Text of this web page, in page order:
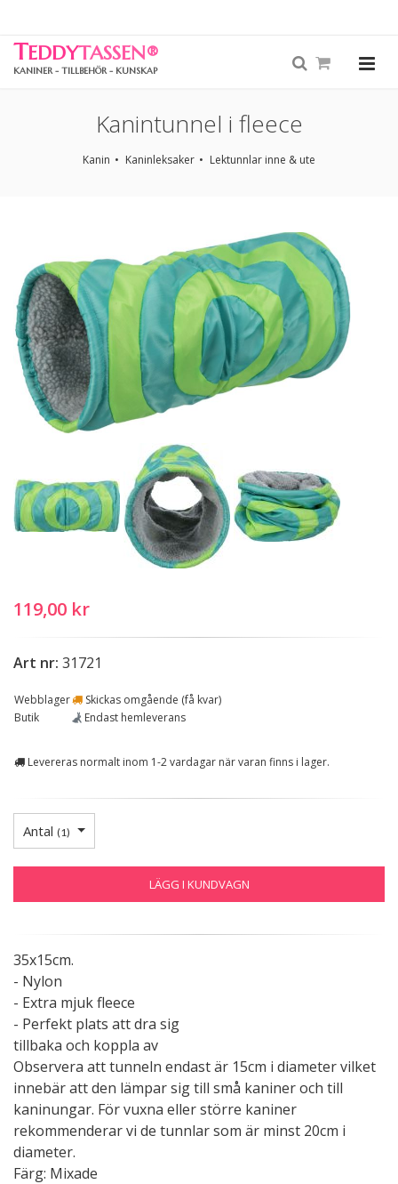
TEDDYTASSEN®
KANINER - TILLBEHÖR - KUNSKAP
Kanintunnel i fleece
Kanin Kaninleksaker Lektunnlar inne & ute
119,00 kr
Art nr: 31721
Webblager
Skickas omgående (få kvar)
Butik
Endast hemleverans
Levereras normalt inom 1-2 vardagar när varan finns i lager.
Antal (1)
LÄGG I KUNDVAGN
35x15cm.
- Nylon
- Extra mjuk fleece
- Perfekt plats att dra sig
tillbaka och koppla av
Observera att tunneln endast är 15cm i diameter vilket
innebär att den lämpar sig till små kaniner och till
kaninungar. För vuxna eller större kaniner
rekommenderar vi de tunnlar som är minst 20cm i
diameter.
Färg: Mixade